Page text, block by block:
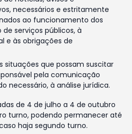
necessários e estritamente
ao funcionamento dos
serviços públicos, à
e às obrigações de
situações que possam suscitar
pela comunicação
necessário, à análise jurídica.
de 4 de julho a 4 de outubro
turno, podendo permanecer até
haja segundo turno.